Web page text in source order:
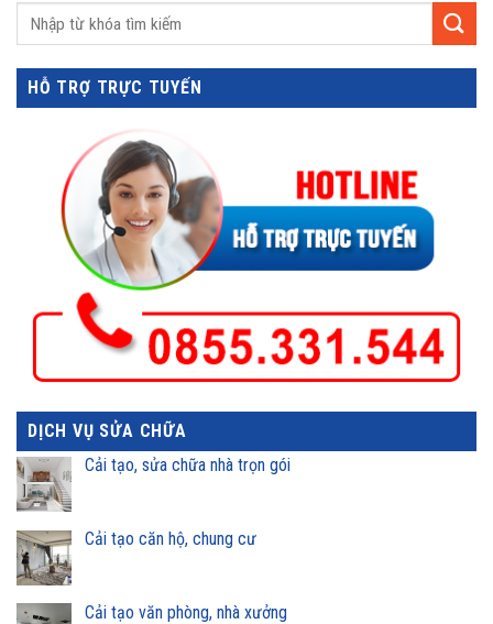
HỖ TRỢ TRỰC TUYẾN
DỊCH VỤ SỬA CHỮA
Cải tạo, sửa chữa nhà trọn gói
Cải tạo căn hộ, chung cư
Cải tạo văn phòng, nhà xưởng